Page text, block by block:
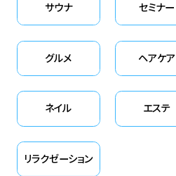
サウナ セミナー
グルメ ヘアケア
ネイル エステ
リラクゼーション